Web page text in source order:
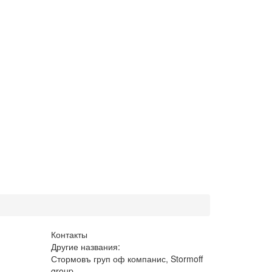
Контакты
Другие названия:
Стормовъ груп оф компанис, Stormoff